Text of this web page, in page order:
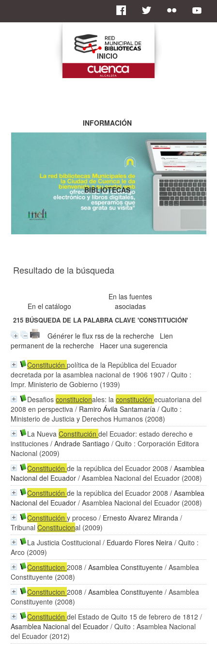
Resultado de la búsqueda
En el catálogo
En las fuentes
asociadas
215 BÚSQUEDA DE LA PALABRA CLAVE'CONSTITUCIÓN'
Générer le flux rss de la recherche
Lien
permanent de la recherche
Hacer una sugerencia
Constituciónpolítica de la República del Ecuador
decretada por la asamblea nacional de 1906 1907 / Quito :
Impr. Ministerio de Gobierno (1939)
Desafiosconstitucionales: laconstituciónecuatoriana del
2008 en perspectiva / Ramiro Ávila Santamaría / Quito :
Ministerio de Justicia y Derechos Humanos (2008)
La NuevaConstitucióndel Ecuador: estado derecho e
instituciones /Andrade Santiago / Quito : Corporación Editora
Nacional (2009)
Constituciónde la república del Ecuador 2008 /Asamblea
Nacional del Ecuador / Asamblea Nacional del Ecuador (2008)
Constituciónde la república del Ecuador 2008 /Asamblea
Nacional del Ecuador / Asamblea Nacional del Ecuador (2008)
Constitucióny proceso / Ernesto Alvarez Miranda /
TribunalConstitucional (2009)
La Justicia Costitucional / Eduardo Flores Neira / Quito :
Arco (2009)
Constitucion2008 /Asamblea Constituyente / Asamblea
Constituyente (2008)
Constitucion2008 /Asamblea Constituyente / Asamblea
Constituyente (2008)
Constitucióndel Estado de Quito 15 de febrero de 1812 /
Asamblea Nacional del Ecuador / Quito : Asamblea Nacional
del Ecuador (2012)
INICIO
INFORMACIÓN
BIBLIOTECAS